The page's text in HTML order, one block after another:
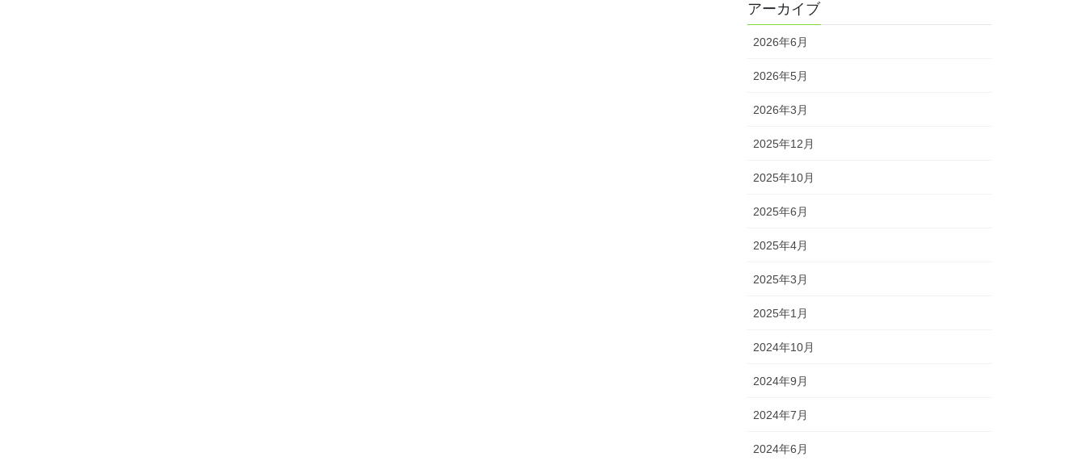
アーカイブ
2026年6月
2026年5月
2026年3月
2025年12月
2025年10月
2025年6月
2025年4月
2025年3月
2025年1月
2024年10月
2024年9月
2024年7月
2024年6月